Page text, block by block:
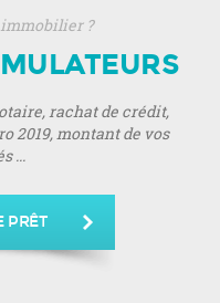
?
rachat de crédit,
2019, montant de vos
...
PRÊT